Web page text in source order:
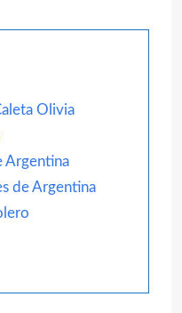
Olivia
Argentina
de Argentina